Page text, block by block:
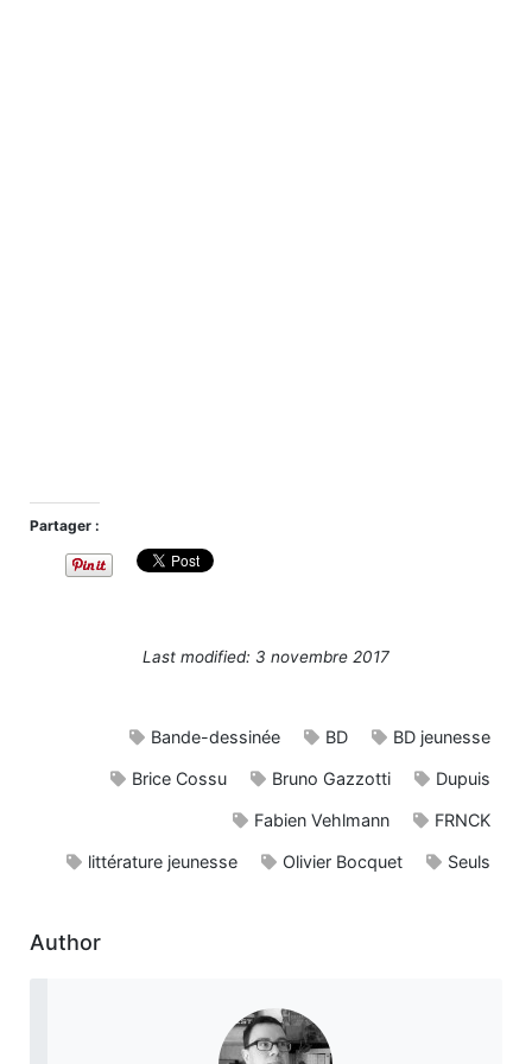
Partager :
Last modified: 3 novembre 2017
Bande-dessinée BD BD jeunesse
Brice Cossu Bruno Gazzotti Dupuis
Fabien Vehlmann FRNCK
littérature jeunesse Olivier Bocquet Seuls
Author